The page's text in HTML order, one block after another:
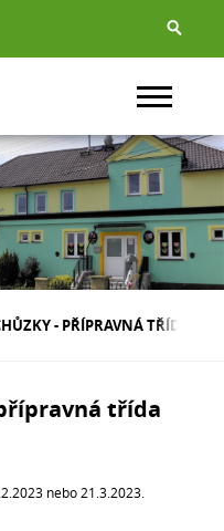
- PŘÍPRAVNÁ TŘÍDA
třída
nebo 21.3.2023.